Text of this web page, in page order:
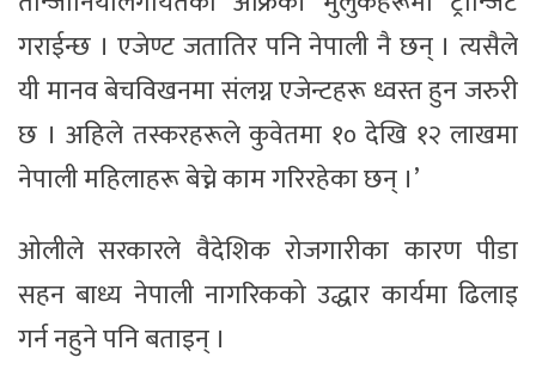
गराईन्छ । एजेण्ट जतातिर पनि नेपाली नै छन् । त्यसैले
यी मानव बेचविखनमा संलग्न एजेन्टहरू ध्वस्त हुन जरुरी
छ । अहिले तस्करहरूले कुवेतमा १० देखि १२ लाखमा
नेपाली महिलाहरू बेच्ने काम गरिरहेका छन् ।’
ओलीले सरकारले वैदेशिक रोजगारीका कारण पीडा
सहन बाध्य नेपाली नागरिकको उद्धार कार्यमा ढिलाइ
गर्न नहुने पनि बताइन् ।